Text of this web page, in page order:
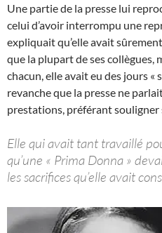
Une partie de la presse lui
celui d’avoir interrompu une
expliquait qu’elle avait
que la plupart de ses collègues,
chacun, elle avait eu des jours «
revanche que la presse ne
prestations, préférant souligner
Elle qui avait tant travaillé
qu’une « Prima Donna »
les sacrifices qu’elle avait